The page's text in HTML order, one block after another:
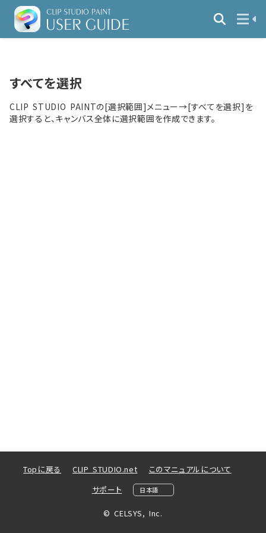
すべてを選択
CLIP STUDIO PAINTの[選択範囲]メニュー→[すべてを選択]を
選択すると、キャンバス全体に選択範囲を作成できます。
Topに戻る CLIP STUDIO.net
このマニュアルについて
サポート
© CELSYS, Inc.